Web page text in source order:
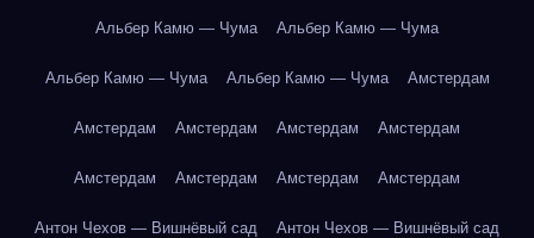
Альбер Камю — Чума Альбер Камю — Чума
Альбер Камю — Чума Альбер Камю — Чума Амстердам
Амстердам Амстердам Амстердам Амстердам
Амстердам Амстердам Амстердам Амстердам
Антон Чехов — Вишнёвый сад Антон Чехов — Вишнёвый сад